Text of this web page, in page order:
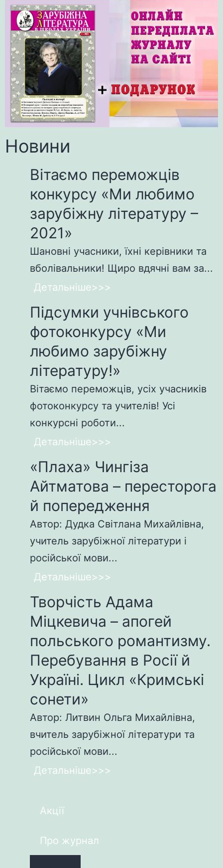
Новини
Вітаємо переможців
конкурсу «Ми любимо
зарубіжну літературу –
2021»
Шановні учасники, їхні керівники та
вболівальники! Щиро вдячні вам за...
Детальніше>>>
Підсумки учнівського
фотоконкурсу «Ми
любимо зарубіжну
літературу!»
Вітаємо переможців, усіх учасників
фотоконкурсу та учителів! Усі
конкурсні роботи...
Детальніше>>>
«Плаха» Чингіза
Айтматова – пересторога
й попередження
Автор: Дудка Світлана Михайлівна,
учитель зарубіжної літератури і
російської мови...
Детальніше>>>
Творчість Адама
Міцкевича – апогей
польського романтизму.
Перебування в Росії й
Україні. Цикл «Кримські
сонети»
Автор: Литвин Ольга Михайлівна,
вчитель зарубіжної літератури та
російської мови...
Детальніше>>>
Акції
Про журнал